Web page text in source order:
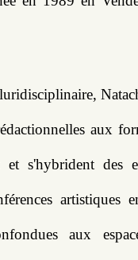
aux
s'hybrident des
artistiques
aux